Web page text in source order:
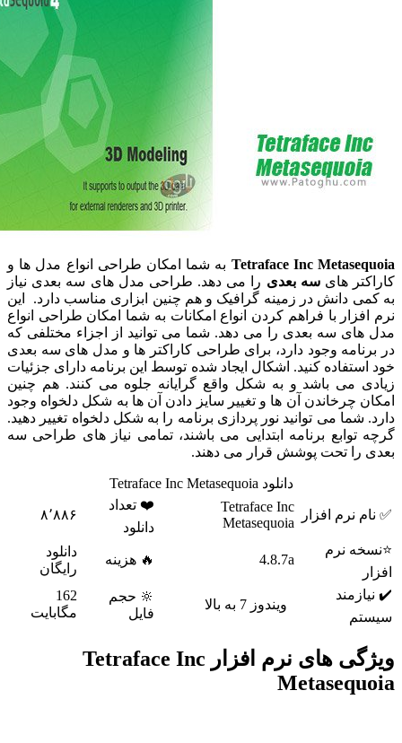
Tetraface Incبه شما امکان طراحی انواع مدل ها و
هایسه بعدیرا می دهد. طراحی مدل های سه بعدی نیاز
دانش در زمینه گرافیک و هم چنین ابزاری مناسب دارد. این
با فراهم کردن انواع امکانات به شما امکان طراحی انواع
سه بعدی را می دهد. شما می توانید از اجزاء مختلفی که
وجود دارد، برای طراحی کاراکتر ها و مدل های سه بعدی
کنید. اشکال ایجاد شده توسط این برنامه دارای جزئیات
می باشد و به شکل واقع گرایانه جلوه می کنند. هم چنین
چرخاندن آن ها و تغییر سایز دادن آن ها به شکل دلخواه وجود
می توانید نور پردازی برنامه را به شکل دلخواه تغییر دهید.
برنامه ابتدایی می باشند، تمامی نیاز های طراحی سه
تحت پوشش قرار می دهند.
نرم افزار
Tetraface Inc
Metasequoia
❤️ تعداد
۸٬۸۸۶
نرم
4.8.7a 🔥 هزینه
رایگان
🔆 حجم
162
مگابایت
ویژگی های نرم افزار Tetraface Inc